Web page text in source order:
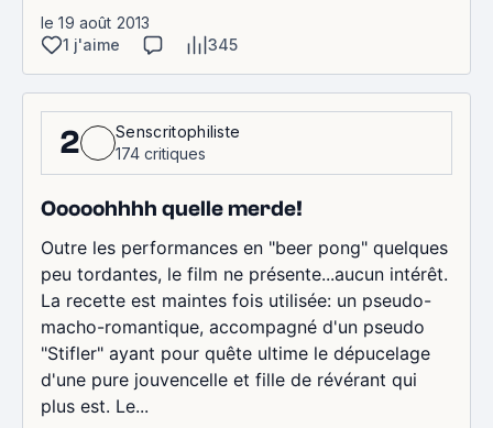
le 19 août 2013
1 j'aime
345
2
Senscritophiliste
174 critiques
Ooooohhhh quelle merde!
Outre les performances en "beer pong" quelques
peu tordantes, le film ne présente...aucun intérêt.
La recette est maintes fois utilisée: un pseudo-
macho-romantique, accompagné d'un pseudo
"Stifler" ayant pour quête ultime le dépucelage
d'une pure jouvencelle et fille de révérant qui
plus est. Le...